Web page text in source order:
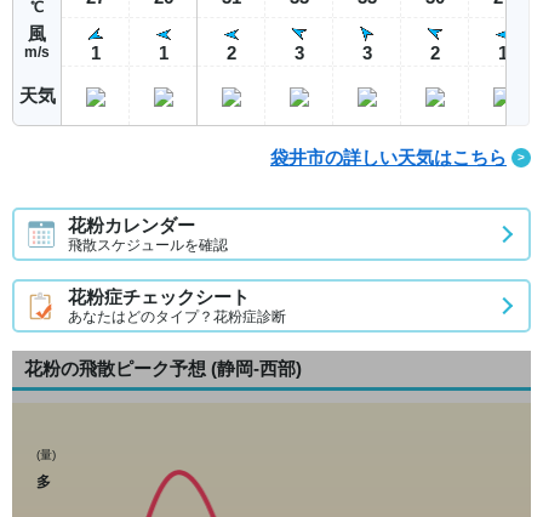
℃
風
m/s
天気
1 1 2 3 3 2 1
袋井市の詳しい天気はこちら
花粉カレンダー
飛散スケジュールを確認
花粉症チェックシート
あなたはどのタイプ？花粉症診断
花粉の飛散ピーク予想 (静岡-西部)
(量)
多